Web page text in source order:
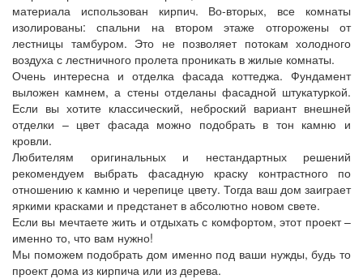
материала использован кирпич. Во-вторых, все комнаты
изолированы: спальни на втором этаже отгорожены от
лестницы тамбуром. Это не позволяет потокам холодного
воздуха с лестничного пролета проникать в жилые комнаты.
Очень интересна и отделка фасада коттеджа. Фундамент
выложен камнем, а стены отделаны фасадной штукатуркой.
Если вы хотите классический, неброский вариант внешней
отделки – цвет фасада можно подобрать в тон камню и
кровли.
Любителям оригинальных и нестандартных решений
рекомендуем выбрать фасадную краску контрастного по
отношению к камню и черепице цвету. Тогда ваш дом заиграет
яркими красками и предстанет в абсолютно новом свете.
Если вы мечтаете жить и отдыхать с комфортом, этот проект –
именно то, что вам нужно!
Мы поможем подобрать дом именно под ваши нужды, будь то
проект дома из кирпича или из дерева.